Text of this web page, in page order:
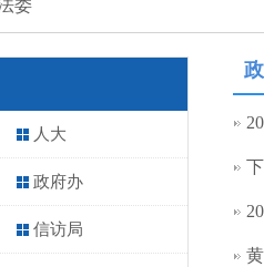
委
人大
政府办
信访局